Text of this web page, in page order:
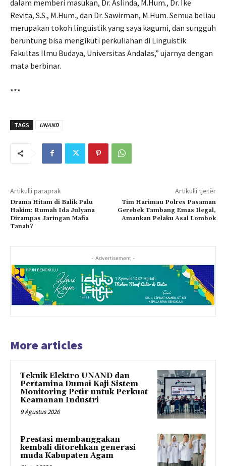
dalam memberi masukan, Dr. Aslinda, M.Hum., Dr. Ike
Revita, S.S., M.Hum., dan Dr. Sawirman, M.Hum. Semua beliau
merupakan tokoh linguistik yang saya kagumi, dan sungguh
beruntung bisa mengikuti perkuliahan di Linguistik
Fakultas Ilmu Budaya, Universitas Andalas,” ujarnya dengan
mata berbinar.
***
TAGS UNAND
Artikulli paraprak
Drama Hitam di Balik Palu
Hakim: Rumah Ida Julyana
Dirampas Jaringan Mafia
Tanah?
Artikulli tjetër
Tim Harimau Polres Pasaman
Gerebek Tambang Emas Ilegal,
Amankan Pelaku Asal Lombok
- Advertisement -
More articles
Teknik Elektro UNAND dan
Pertamina Dumai Kaji Sistem
Monitoring Petir untuk Perkuat
Keamanan Industri
9 Agustus 2026
Prestasi membanggakan
kembali ditorehkan generasi
muda Kabupaten Agam